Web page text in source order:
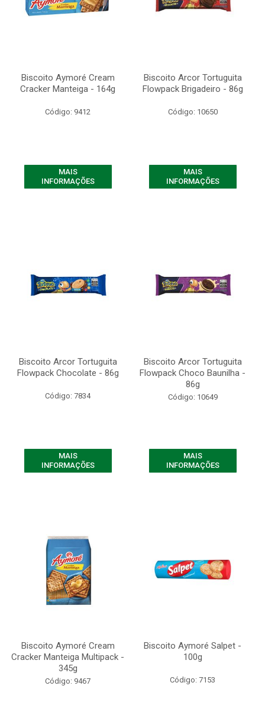
Biscoito Aymoré Cream
Cracker Manteiga - 164g
Código: 9412
MAIS
INFORMAÇÕES
Biscoito Arcor Tortuguita
Flowpack Brigadeiro - 86g
Código: 10650
MAIS
INFORMAÇÕES
Biscoito Arcor Tortuguita
Flowpack Chocolate - 86g
Código: 7834
MAIS
INFORMAÇÕES
Biscoito Arcor Tortuguita
Flowpack Choco Baunilha -
86g
Código: 10649
MAIS
INFORMAÇÕES
Biscoito Aymoré Cream
Cracker Manteiga Multipack -
345g
Código: 9467
Biscoito Aymoré Salpet -
100g
Código: 7153